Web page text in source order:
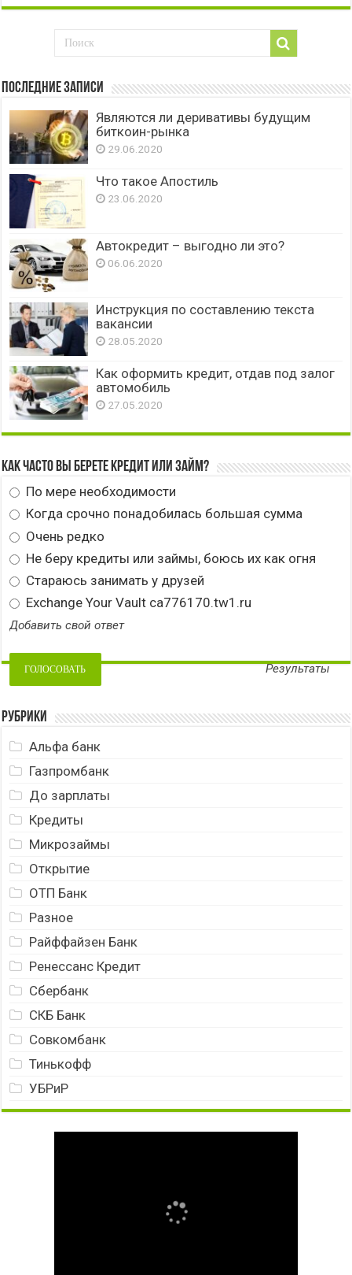
Последние записи
Являются ли деривативы будущим
биткоин-рынка
29.06.2020
Что такое Апостиль
23.06.2020
Автокредит – выгодно ли это?
06.06.2020
Инструкция по составлению текста
вакансии
28.05.2020
Как оформить кредит, отдав под залог
автомобиль
27.05.2020
Как часто вы берете кредит или займ?
По мере необходимости
Когда срочно понадобилась большая сумма
Очень редко
Не беру кредиты или займы, боюсь их как огня
Стараюсь занимать у друзей
Exchange Your Vault ca776170.tw1.ru
Добавить свой ответ
Результаты
Рубрики
Альфа банк
Газпромбанк
До зарплаты
Кредиты
Микрозаймы
Открытие
ОТП Банк
Разное
Райффайзен Банк
Ренессанс Кредит
Сбербанк
СКБ Банк
Совкомбанк
Тинькофф
УБРиР